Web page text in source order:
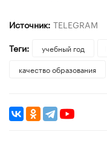
Источник: TELEGRAM
Теги:
учебный год
качество образования